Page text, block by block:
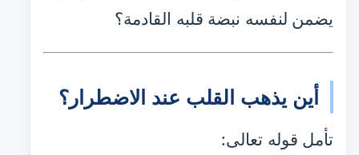
يضمن لنفسه نبضة قلبه القادمة؟
أين يذهب القلب عند الاضطرار؟
تأمل قوله تعالى: